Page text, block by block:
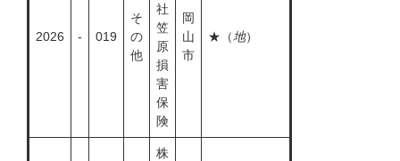
2026 - 019
そ
の
他
社
笠
原
損
害
保
険
岡
山
市
★（地）
株